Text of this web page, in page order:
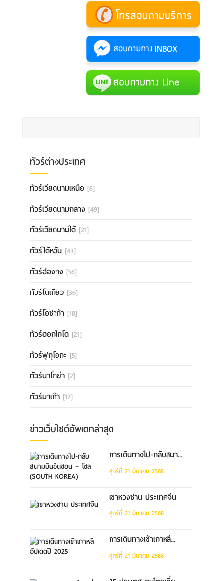
ทัวร์ต่างประเทศ
ทัวร์เวียดนามเหนือ [6]
ทัวร์เวียดนามกลาง [49]
ทัวร์เวียดนามใต้ [21]
ทัวร์ไต้หวัน [43]
ทัวร์ฮ่องกง [56]
ทัวร์โตเกียว [36]
ทัวร์โอซาก้า [18]
ทัวร์ฮอกไกโด [21]
ทัวร์ฟุกุโอกะ [5]
ทัวร์นาโกย่า [2]
ทัวร์มาเก๊า [17]
ข่าวเว็บไซต์อัพเดทล่าสุด
การเดินทางไป-กลับสนา...
ศุกร์ที่ 21 มีนาคม 2568
เขาหวงซาน ประเทศจีน
ศุกร์ที่ 21 มีนาคม 2568
การเดินทางเข้าเกาหลี...
ศุกร์ที่ 21 มีนาคม 2568